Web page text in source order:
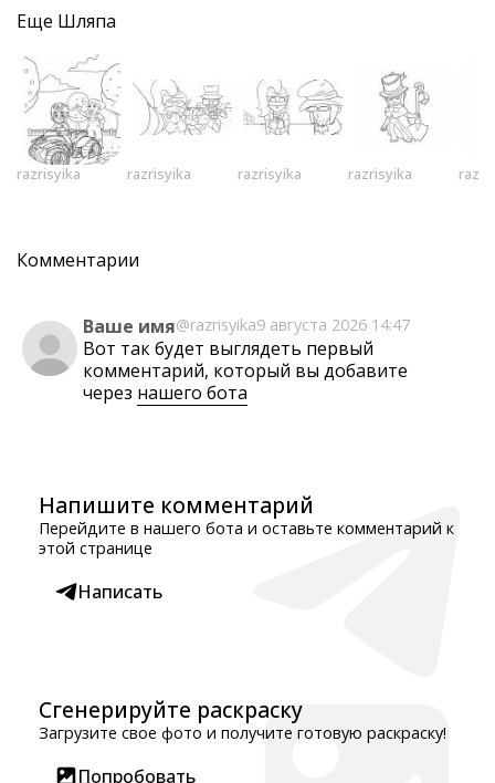
Еще Шляпа
razrisyika razrisyika razrisyika razrisyika
Комментарии
Ваше имя@razrisyika9 августа 2026 14:47
Вот так будет выглядеть первый
комментарий, который вы добавите
через нашего бота
Напишите комментарий
Перейдите в нашего бота и оставьте комментарий к
этой странице
Написать
Сгенерируйте раскраску
Загрузите свое фото и получите готовую раскраску!
Попробовать